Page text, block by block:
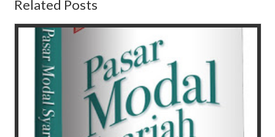
Related Posts